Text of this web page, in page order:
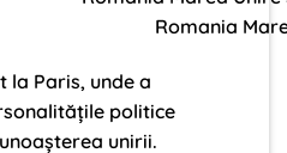
Romania
la Paris, unde a
politice
unirii.